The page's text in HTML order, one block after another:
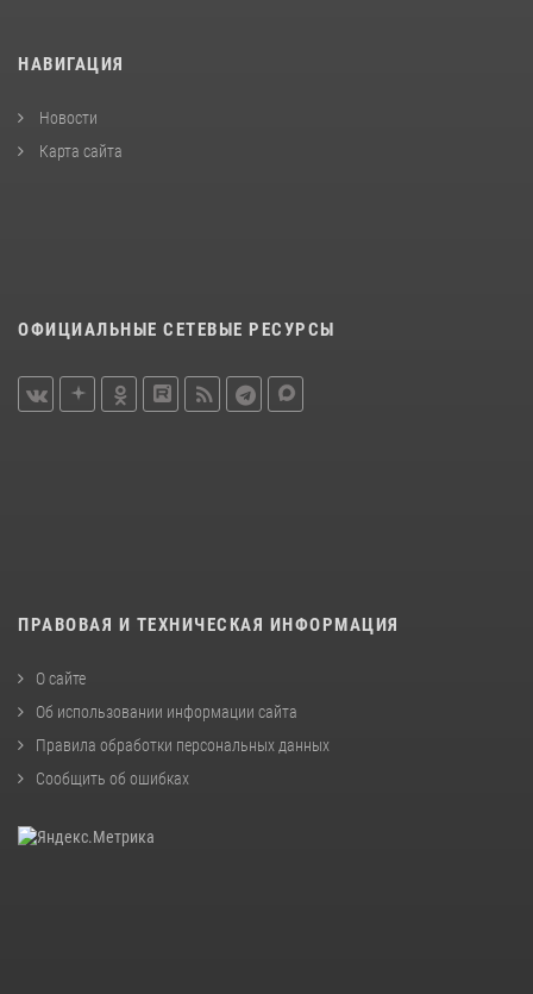
НАВИГАЦИЯ
Новости
Карта сайта
ОФИЦИАЛЬНЫЕ СЕТЕВЫЕ РЕСУРСЫ
ПРАВОВАЯ И ТЕХНИЧЕСКАЯ ИНФОРМАЦИЯ
О сайте
Об использовании информации сайта
Правила обработки персональных данных
Сообщить об ошибках